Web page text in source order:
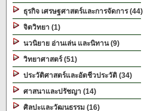
ธุรกิจ เศรษฐศาสตร์และการจัดการ (44)
จิตวิทยา (1)
นวนิยาย อ่านเล่น และนิทาน (9)
วิทยาศาสตร์ (51)
ประวัติศาสตร์และอัตชีวประวัติ (34)
ศาสนาและปรัชญา (14)
ศิลปะและวัฒนธรรม (16)